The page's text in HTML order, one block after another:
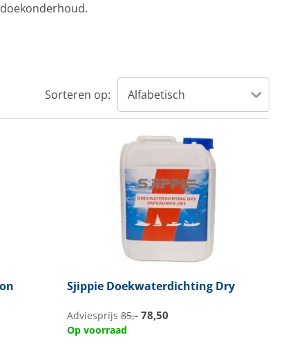
Sorteren op:
SjippieDoekwaterdichting Dry
Adviesprijs85,- 78,50
Op voorraad